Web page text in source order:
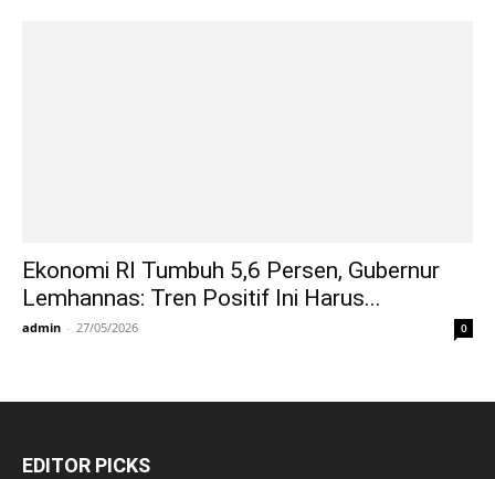
Ekonomi RI Tumbuh 5,6 Persen, Gubernur
Lemhannas: Tren Positif Ini Harus...
admin - 27/05/2026 0
EDITOR PICKS